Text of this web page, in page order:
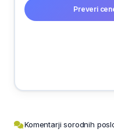
Preveri
Komentarji sorodnih